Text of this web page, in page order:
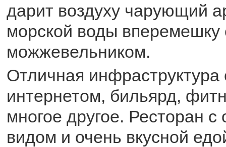
дарит воздуху чарующий
морской воды вперемешку
можжевельником.
Отличная инфраструктура
интернетом, бильярд,
многое другое. Ресторан
видом и очень вкусной